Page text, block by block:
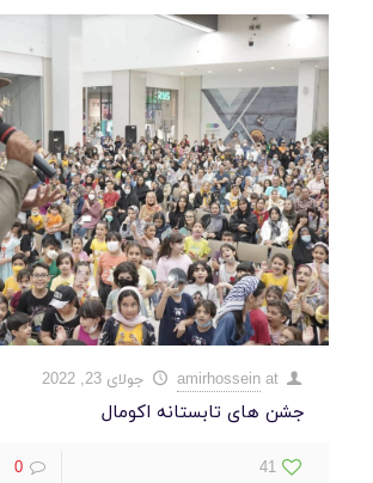
amirhossein at جولای 23, 2022
جشن های تابستانه اکومال
41
0